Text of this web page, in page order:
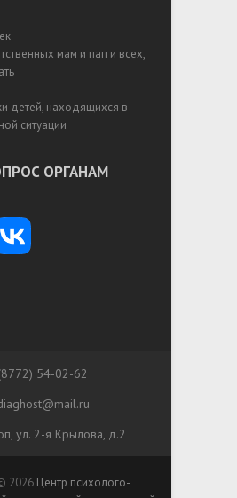
мам и пап и всех,
детей, находящихся в
ситуации
ОРГАНАМ
54-02-62
ул. 2-я Крылова, д.2
2026 Центр психолого-